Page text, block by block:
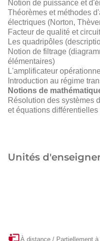
Notion de puissance et
Théorèmes et méthodes
électriques (Norton,
Facteur de qualité et
Les quadripôles
Notion de filtrage
élémentaires)
L'amplificateur
Introduction au régime
Notions de
Résolution des systèmes
et équations
Unités
À distance / Partiellement